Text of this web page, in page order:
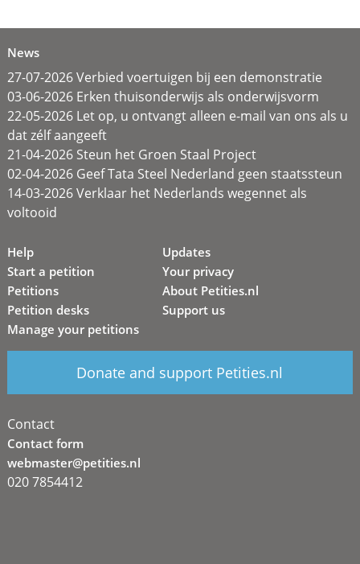
News
27-07-2026 Verbied voertuigen bij een demonstratie
03-06-2026 Erken thuisonderwijs als onderwijsvorm
22-05-2026 Let op, u ontvangt alleen e-mail van ons als u
dat zélf aangeeft
21-04-2026 Steun het Groen Staal Project
02-04-2026 Geef Tata Steel Nederland geen staatssteun
14-03-2026 Verklaar het Nederlands wegennet als
voltooid
Help
Start a petition
Petitions
Petition desks
Manage your petitions
Updates
Your privacy
About Petities.nl
Support us
Donate and support Petities.nl
Contact
Contact form
webmaster@petities.nl
020 7854412